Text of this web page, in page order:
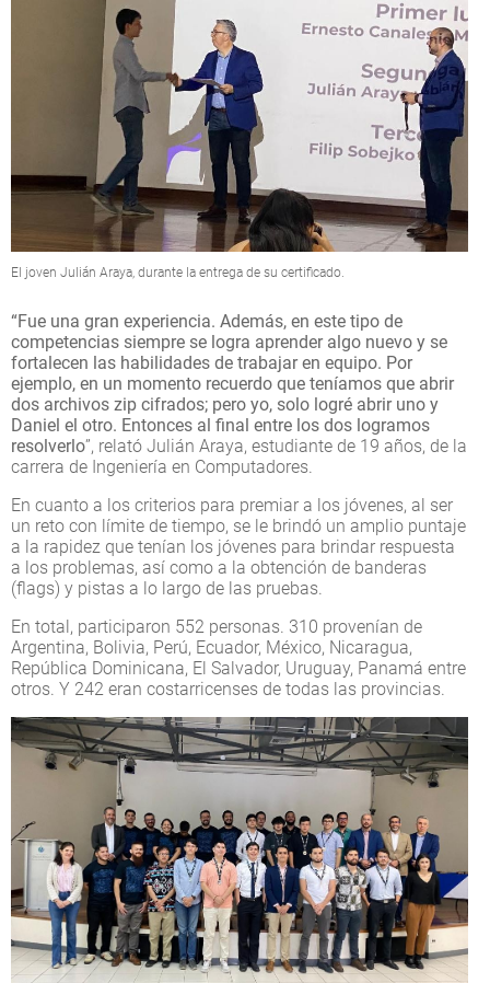
El joven Julián Araya, durante la entrega de su certificado.
“Fue una gran experiencia. Además, en este tipo de
competencias siempre se logra aprender algo nuevo y se
fortalecen las habilidades de trabajar en equipo. Por
ejemplo, en un momento recuerdo que teníamos que abrir
dos archivos zip cifrados; pero yo, solo logré abrir uno y
Daniel el otro. Entonces al final entre los dos logramos
resolverlo”, relató Julián Araya, estudiante de 19 años, de la
carrera de Ingeniería en Computadores.
En cuanto a los criterios para premiar a los jóvenes, al ser
un reto con límite de tiempo, se le brindó un amplio puntaje
a la rapidez que tenían los jóvenes para brindar respuesta
a los problemas, así como a la obtención de banderas
(flags) y pistas a lo largo de las pruebas.
En total, participaron 552 personas. 310 provenían de
Argentina, Bolivia, Perú, Ecuador, México, Nicaragua,
República Dominicana, El Salvador, Uruguay, Panamá entre
otros. Y 242 eran costarricenses de todas las provincias.